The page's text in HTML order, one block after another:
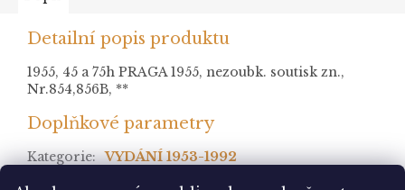
Detailní popis produktu
1955, 45 a 75h PRAGA 1955, nezoubk. soutisk zn.,
Nr.854,856B, **
Doplňkové parametry
Kategorie: VYDÁNÍ 1953-1992